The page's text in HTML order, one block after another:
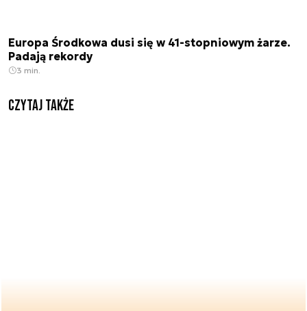
Europa Środkowa dusi się w 41-stopniowym żarze.
Padają rekordy
3 min.
Czytaj także